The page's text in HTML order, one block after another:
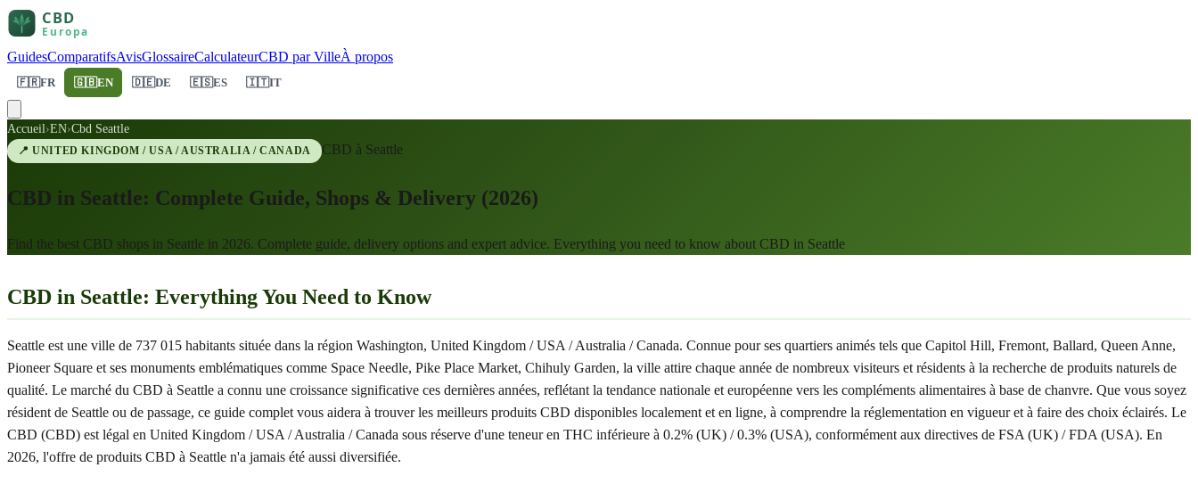
GuidesComparatifsAvisGlossaireCalculateurCBD par VilleÀ propos
🇫🇷FR 🇬🇧EN 🇩🇪DE 🇪🇸ES 🇮🇹IT
Accueil›EN›Cbd Seattle
📍UNITED KINGDOM / USA / AUSTRALIA / CANADA CBD à Seattle
CBD in Seattle: Complete Guide, Shops & Delivery (2026)
Find the best CBD shops in Seattle in 2026. Complete guide, delivery options and expert advice. Everything you need to know about CBD in Seattle
CBD in Seattle: Everything You Need to Know
Seattle est une ville de 737 015 habitants située dans la région Washington, United Kingdom / USA / Australia / Canada. Connue pour ses quartiers animés tels que Capitol Hill, Fremont, Ballard, Queen Anne,
Pioneer Square et ses monuments emblématiques comme Space Needle, Pike Place Market, Chihuly Garden, la ville attire chaque année de nombreux visiteurs et résidents à la recherche de produits naturels de
qualité. Le marché du CBD à Seattle a connu une croissance significative ces dernières années, reflétant la tendance nationale et européenne vers les compléments alimentaires à base de chanvre. Que vous soyez
résident de Seattle ou de passage, ce guide complet vous aidera à trouver les meilleurs produits CBD disponibles localement et en ligne, à comprendre la réglementation en vigueur et à faire des choix éclairés. Le
CBD (CBD) est légal en United Kingdom / USA / Australia / Canada sous réserve d'une teneur en THC inférieure à 0.2% (UK) / 0.3% (USA), conformément aux directives de FSA (UK) / FDA (USA). En
2026, l'offre de produits CBD à Seattle n'a jamais été aussi diversifiée.